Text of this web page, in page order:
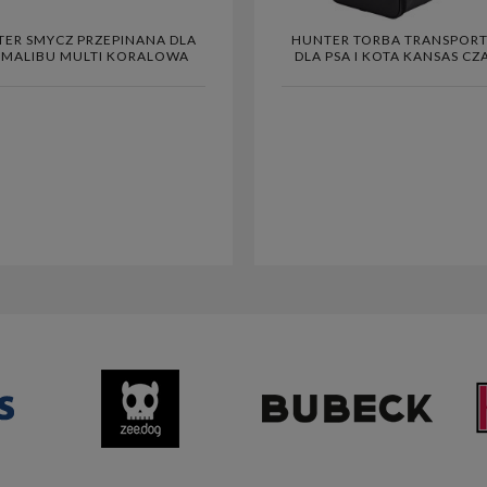
SMYCZ PRZEPINANA DLA
MALIBU MULTI KORALOWA
HUNTER TORBA
DLA PSA I KOTA KANSAS